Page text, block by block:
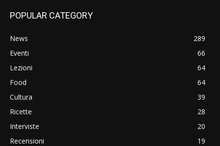
POPULAR CATEGORY
News
289
Eventi
66
Lezioni
64
Food
64
Cultura
39
Ricette
28
Interviste
20
Recensioni
19